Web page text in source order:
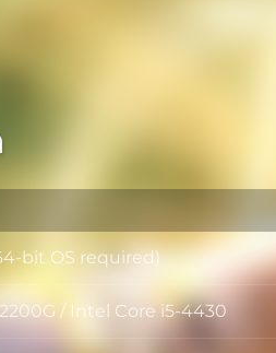
bit OS required)
/ Intel Core i5-4430